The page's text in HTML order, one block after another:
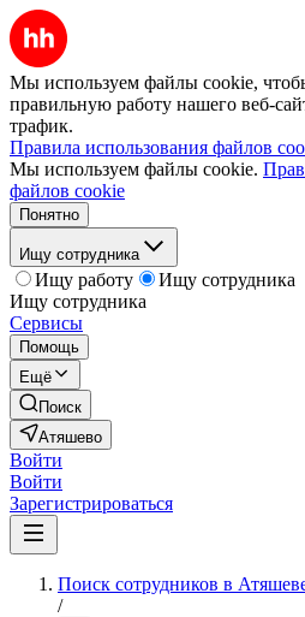
Мы используем файлы cookie,
правильную работу нашего веб-
трафик.
Правила использования файлов
Мы используем файлы cookie.
файлов cookie
Понятно
Ищу сотрудника
Ищу работу
Ищу сотрудника
Ищу сотрудника
Сервисы
Помощь
Ещё
Поиск
Атяшево
Войти
Войти
Зарегистрироваться
Поиск сотрудников в
/